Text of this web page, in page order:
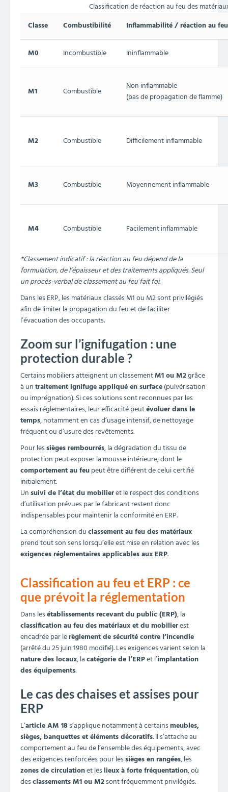
Classification de réaction au feu des
Classe
Combustibilité Inflammabilité / réaction au feu
M0 Incombustible Ininflammable
M1 Combustible
Non inflammable
(pas de propagation de flamme)
M2 Combustible Difficilement inflammable
M3 Combustible Moyennement inflammable
M4 Combustible Facilement inflammable
*Classement indicatif : la réaction au feu dépend de la
formulation, de l’épaisseur et des traitements appliqués. Seul
un procès-verbal de classement au feu fait foi.
Dans les ERP, les matériaux classés M1 ou M2 sont privilégiés
afin de limiter la propagation du feu et de faciliter
l’évacuation des occupants.
Zoom sur l’ignifugation : une
protection durable ?
Certains mobiliers atteignent un classementM1 ou M2grâce
à untraitement ignifuge appliqué en surface(pulvérisation
ou imprégnation). Si ces solutions sont reconnues par les
essais réglementaires, leur efficacité peutévoluer dans le
temps, notamment en cas d’usage intensif, de nettoyage
fréquent ou d’usure des revêtements.
Pour lessièges rembourrés, la dégradation du tissu de
protection peut exposer la mousse intérieure, dont le
comportement au feupeut être différent de celui certifié
initialement.
Unsuivi de l’état du mobilieret le respect des conditions
d’utilisation prévues par le fabricant restent donc
indispensables pour maintenir la conformité en ERP.
La compréhension duclassement au feu des matériaux
prend tout son sens lorsqu’elle est mise en relation avec les
exigences réglementaires applicables aux ERP.
Classification au feu et ERP : ce
que prévoit la réglementation
Dans lesétablissements recevant du public (ERP), la
classification au feu des matériaux et du mobilierest
encadrée par lerèglement de sécurité contre l’incendie
(arrêté du 25 juin 1980 modifié). Les exigences varient selon la
nature des locaux, lacatégorie de l’ERPet l’implantation
des équipements.
Le cas des chaises et assises pour
ERP
L’article AM 18s’applique notamment à certainsmeubles,
sièges, banquettes et éléments décoratifs. Il s’attache au
comportement au feu de l’ensemble des équipements, avec
des exigences renforcées pour lessièges en rangées, les
zones de circulationet leslieux à forte fréquentation, où
desclassements M1 ou M2sont fréquemment privilégiés.